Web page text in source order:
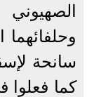
سانحة
كما